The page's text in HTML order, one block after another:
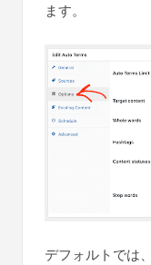
ます。
デフォルトでは